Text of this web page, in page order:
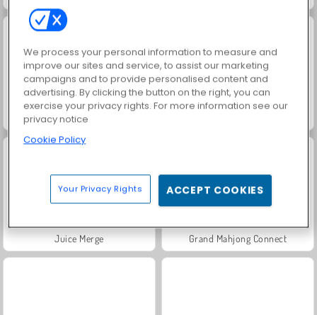
Jewel Garden Story
Juice Merge Grand Mahjong Connect
We process your personal information to measure and
improve our sites and service, to assist our marketing
campaigns and to provide personalised content and
advertising. By clicking the button on the right, you can
exercise your privacy rights. For more information see our
privacy notice
Cookie Policy
Your Privacy Rights ACCEPT COOKIES